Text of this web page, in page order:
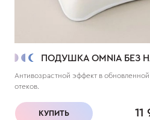
ПОДУШКА OMNIA БЕЗ
Антивозрастной эффект в
отеков.
КУПИТЬ 11